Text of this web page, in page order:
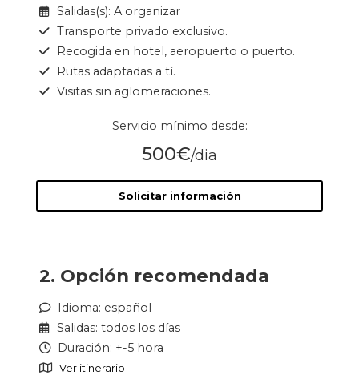
Salidas(s): A organizar
Transporte privado exclusivo.
Recogida en hotel, aeropuerto o puerto.
Rutas adaptadas a tí.
Visitas sin aglomeraciones.
Servicio mínimo desde:
500€/dia
Solicitar información
2. Opción recomendada
Idioma: español
Salidas: todos los días
Duración: +-5 hora
Ver itinerario